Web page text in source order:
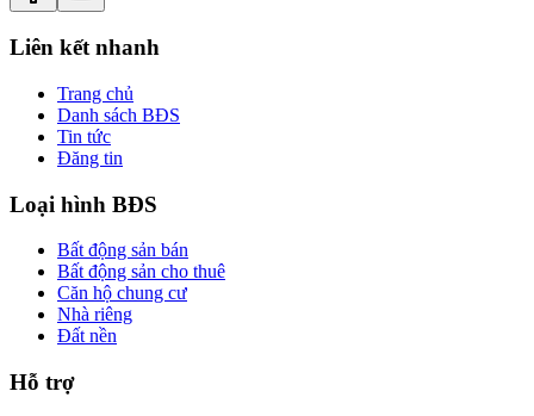
Liên kết nhanh
Trang chủ
Danh sách BĐS
Tin tức
Đăng tin
Loại hình BĐS
Bất động sản bán
Bất động sản cho thuê
Căn hộ chung cư
Nhà riêng
Đất nền
Hỗ trợ